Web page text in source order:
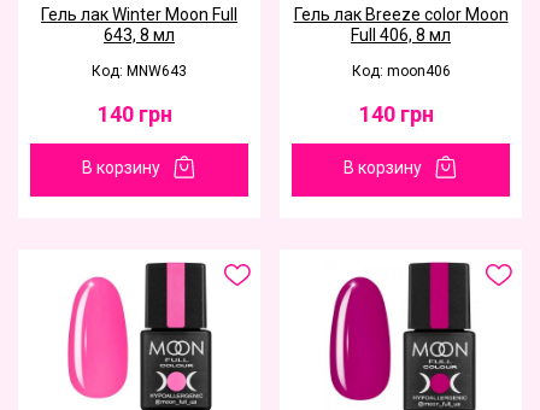
Гель лак Winter Moon Full
643, 8 мл
Код: MNW643
140 грн
В корзину
Гель лак Breeze color Moon
Full 406, 8 мл
Код: moon406
140 грн
В корзину